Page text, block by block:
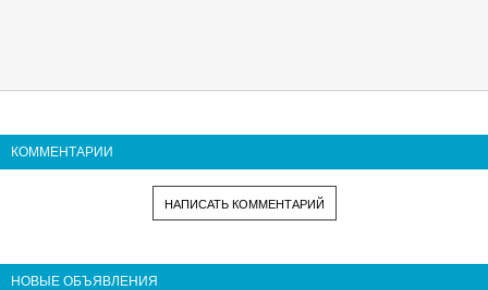
КОММЕНТАРИИ
НАПИСАТЬ КОММЕНТАРИЙ
НОВЫЕ ОБЪЯВЛЕНИЯ